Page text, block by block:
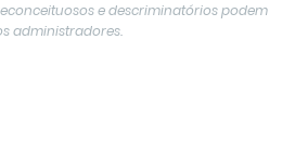
e descriminatórios podem
administradores.